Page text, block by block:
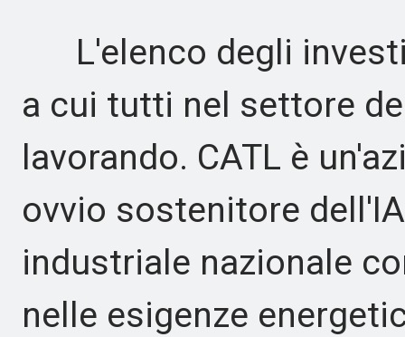
L'elenco degli
a cui tutti nel settore
lavorando. CATL è
ovvio sostenitore
industriale nazionale
nelle esigenze